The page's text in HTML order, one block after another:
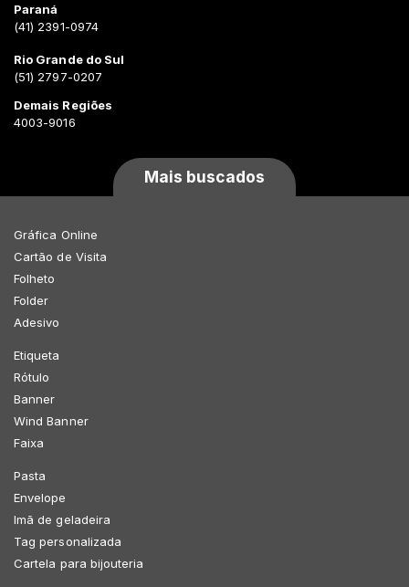
Paraná
(41) 2391-0974
Rio Grande do Sul
(51) 2797-0207
Demais Regiões
4003-9016
Mais buscados
Gráfica Online
Cartão de Visita
Folheto
Folder
Adesivo
Etiqueta
Rótulo
Banner
Wind Banner
Faixa
Pasta
Envelope
Imã de geladeira
Tag personalizada
Cartela para bijouteria